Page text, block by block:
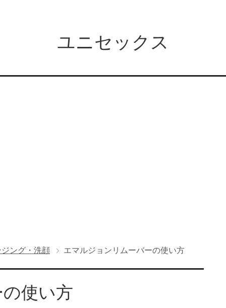
ユニセックス
ジング・洗顔 エマルジョンリムーバーの使い方
使い方